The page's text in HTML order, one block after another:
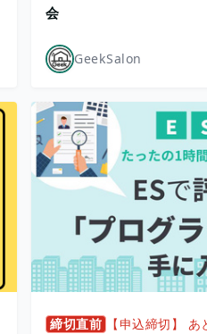
会
GeekSalon
締切直前 【申込締切】 あ